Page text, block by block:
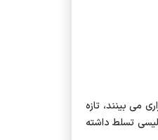
می بینند، تازه
تسلط داشته